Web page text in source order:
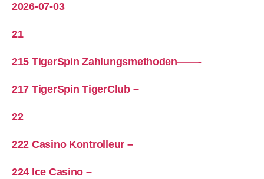
2026-07-03
21
215 TigerSpin Zahlungsmethoden——-
217 TigerSpin TigerClub –
22
222 Casino Kontrolleur –
224 Ice Casino –